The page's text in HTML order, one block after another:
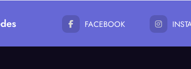
FACEBOOK